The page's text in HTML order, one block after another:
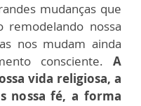
mudanças que
remodelando nossa
nos mudam ainda
consciente. A
vida religiosa, a
nossa fé, a forma